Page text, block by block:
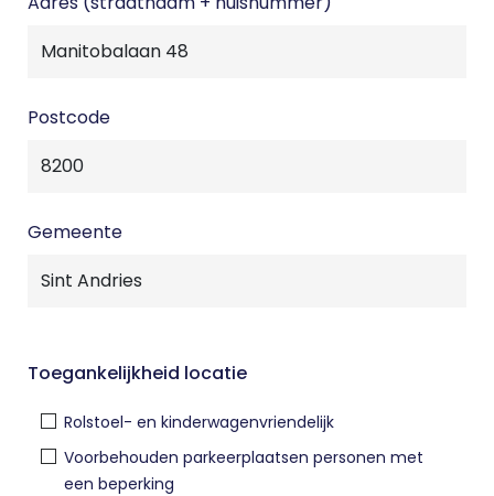
Postcode
Gemeente
Toegankelijkheid locatie
Rolstoel- en kinderwagenvriendelijk
Voorbehouden parkeerplaatsen personen met
een beperking